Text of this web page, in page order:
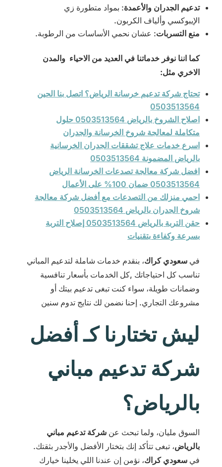
تدعيم الجدران والأعمدة: بمواد متطورة زي
الإيبوكسي وألياف الكربون.
منع التسربات: عشان نحمي الأساسات من الرطوبة.
كما اننا نوفر خدماتنا في العديد من الاحياء والمدن
الاخري مثل:
تحتاج شركة تدعيم خرسانة الرياض؟ اتصل بنا الحين
0503513564
اصلاح الشروخ بالرياض 0503513564 حلول
متكاملة لمعالجة شروخ الخرسانة والجدران
اسرع خدمات علاج تشققات الجدران الخرسانية
بالرياض المضمونة 0503513564
افضل شركة معالجة تصدعات الخرسانة الرياض
0503513564 ضمان 100% على الأعمال
احمي منزلك من التصدعات مع أفضل شركة معالجة
شروخ الجدران بالرياض 0503513564
حقن التربة بالرياض 0503513564 إصلاح التربة
بسرعة وكفاءة بتقنيات
في سعودي كراك، بنقدم خدمات شاملة لتدعيم المباني
تناسب كل احتياجاتك ,كل الخدمات بأسعار تنافسية
وضمانات طويلة، سواء كنت تبغى تدعيم بيتك أو
مشروعك التجاري. إحنا نضمن لك نتايج تدوم سنين
ليش تختارنا كـ أفضل
شركة تدعيم مباني
بالرياض؟
السوق مليان، ولما تبحث عن شركة تدعيم مباني
بالرياض، تبغى تتأكد إنك بتختار الأفضل والأجدر بثقتك.
في سعودي كراك، نؤمن إن عندنا اللي يخلينا خيارك